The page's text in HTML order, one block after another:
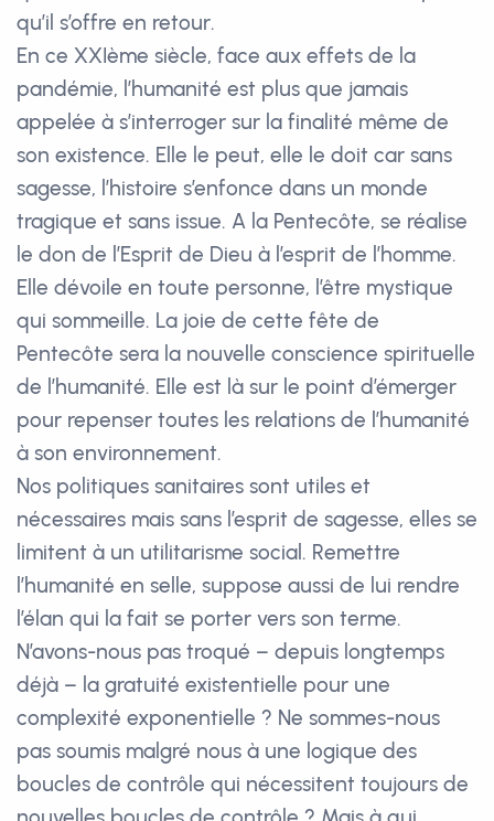
qu’il s’offre en retour.
En ce XXIème siècle, face aux effets de la
pandémie, l’humanité est plus que jamais
appelée à s’interroger sur la finalité même de
son existence. Elle le peut, elle le doit car sans
sagesse, l’histoire s’enfonce dans un monde
tragique et sans issue. A la Pentecôte, se réalise
le don de l’Esprit de Dieu à l’esprit de l’homme.
Elle dévoile en toute personne, l’être mystique
qui sommeille. La joie de cette fête de
Pentecôte sera la nouvelle conscience spirituelle
de l’humanité. Elle est là sur le point d’émerger
pour repenser toutes les relations de l’humanité
à son environnement.
Nos politiques sanitaires sont utiles et
nécessaires mais sans l’esprit de sagesse, elles se
limitent à un utilitarisme social. Remettre
l’humanité en selle, suppose aussi de lui rendre
l’élan qui la fait se porter vers son terme.
N’avons-nous pas troqué – depuis longtemps
déjà – la gratuité existentielle pour une
complexité exponentielle ? Ne sommes-nous
pas soumis malgré nous à une logique des
boucles de contrôle qui nécessitent toujours de